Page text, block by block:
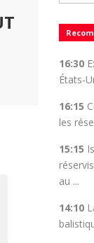
16:30
États-
16:15
les
15:15
au ...
14:10